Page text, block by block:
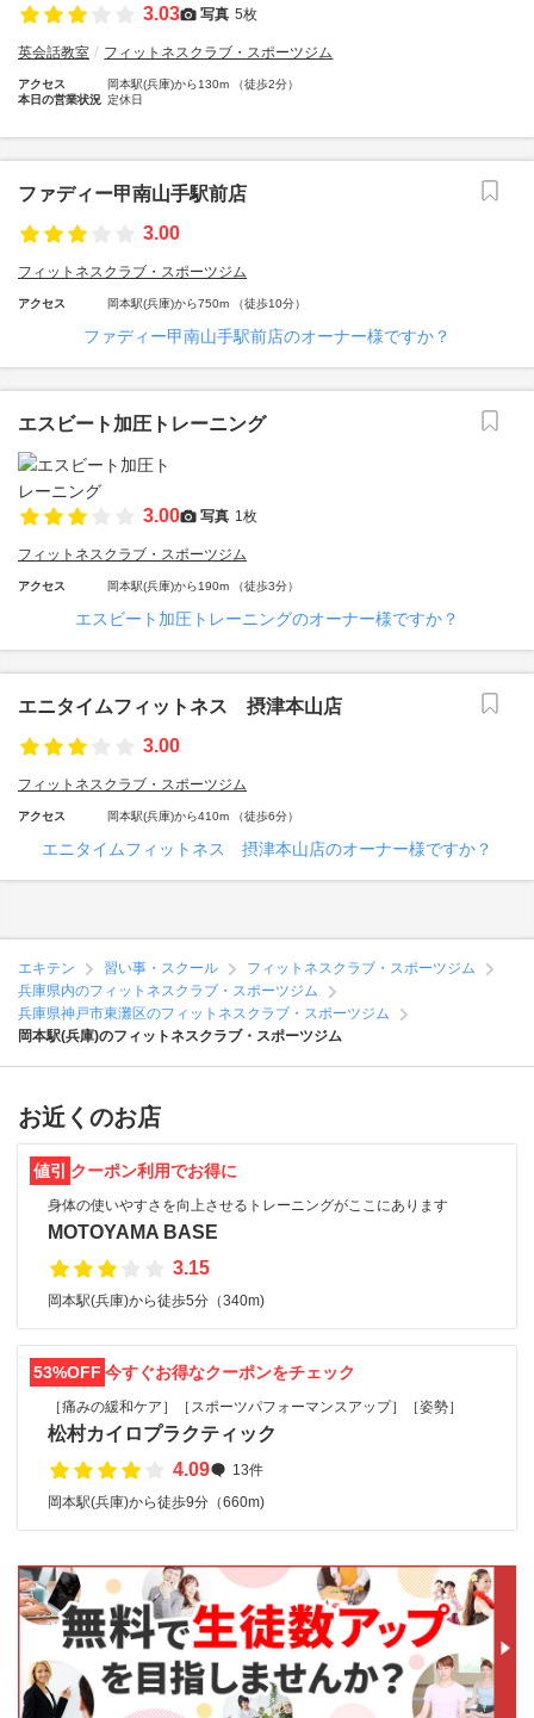
3.03 写真 5枚
英会話教室 フィットネスクラブ・スポーツジム
アクセス
岡本駅(兵庫)から130m （徒歩2分）
本日の営業状況 定休日
ファディー甲南山手駅前店
3.00
フィットネスクラブ・スポーツジム
アクセス 岡本駅(兵庫)から750m （徒歩10分）
ファディー甲南山手駅前店のオーナー様ですか？
エスビート加圧トレーニング
3.00 写真 1枚
フィットネスクラブ・スポーツジム
アクセス 岡本駅(兵庫)から190m （徒歩3分）
エスビート加圧トレーニングのオーナー様ですか？
エニタイムフィットネス 摂津本山店
3.00
フィットネスクラブ・スポーツジム
アクセス 岡本駅(兵庫)から410m （徒歩6分）
エニタイムフィットネス 摂津本山店のオーナー様ですか？
エキテン 習い事・スクール
フィットネスクラブ・スポーツジム
兵庫県内のフィットネスクラブ・スポーツジム
兵庫県神戸市東灘区のフィットネスクラブ・スポーツジム
岡本駅(兵庫)のフィットネスクラブ・スポーツジム
お近くのお店
値引 クーポン利用でお得に
身体の使いやすさを向上させるトレーニングがここにあります
MOTOYAMA BASE
3.15
岡本駅(兵庫)から徒歩5分（340m)
53%OFF 今すぐお得なクーポンをチェック
［痛みの緩和ケア］［スポーツパフォーマンスアップ］［姿勢］
松村カイロプラクティック
4.09
13件
岡本駅(兵庫)から徒歩9分（660m)